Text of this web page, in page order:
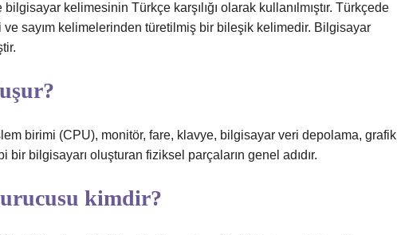
kelimesinin Türkçe karşılığı olarak kullanılmıştır. Türkçede
ve sayım kelimelerinden türetilmiş bir bileşik kelimedir. Bilgisayar
birimi (CPU), monitör, fare, klavye, bilgisayar veri depolama, grafik
bir bilgisayarı oluşturan fiziksel parçaların genel adıdır.
kimdir?